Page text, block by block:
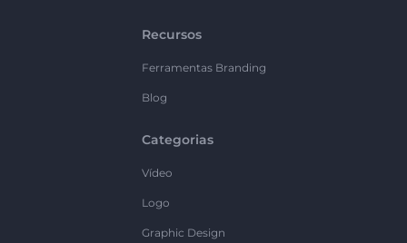
Recursos
Ferramentas Branding
Blog
Categorias
Vídeo
Logo
Graphic Design